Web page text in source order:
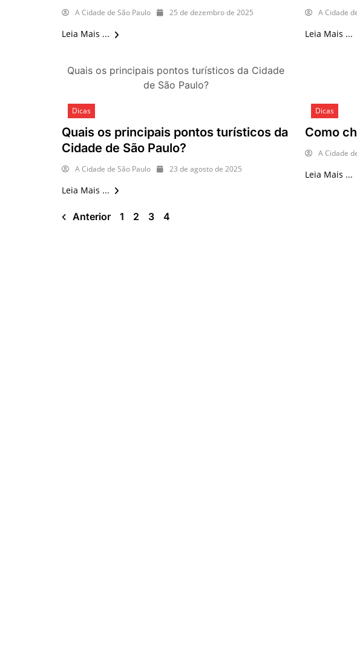
A Cidade de São Paulo 25 de dezembro de 2025
Leia Mais ...
A Cidade
Leia Mais ...
Quais os principais pontos turísticos da Cidade
de São Paulo?
Dicas
Quais os principais pontos turísticos da
Cidade de São Paulo?
A Cidade de São Paulo 23 de agosto de 2025
Leia Mais ...
Dicas
Como
A Cidade
Leia Mais ...
Anterior 1 2 3 4